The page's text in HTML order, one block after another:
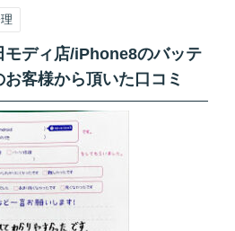
モディ店/iPhone8のバッテ
客様から頂いた口コミ